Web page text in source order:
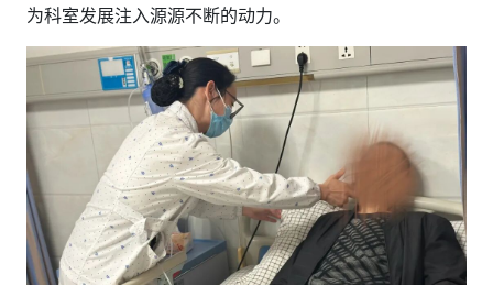
为科室发展注入源源不断的动力。